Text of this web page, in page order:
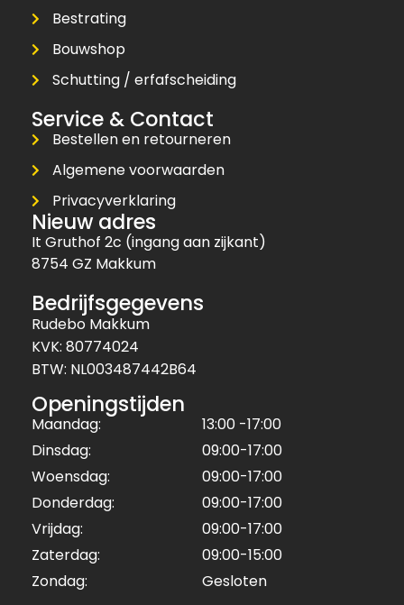
Bestrating
Bouwshop
Schutting / erfafscheiding
Service & Contact
Bestellen en retourneren
Algemene voorwaarden
Privacyverklaring
Nieuw adres
It Gruthof 2c (ingang aan zijkant)
8754 GZ Makkum
Bedrijfsgegevens
Rudebo Makkum
KVK: 80774024
BTW: NL003487442B64
Openingstijden
Maandag:
13:00 -17:00
Dinsdag:
09:00-17:00
Woensdag:
09:00-17:00
Donderdag:
09:00-17:00
Vrijdag:
09:00-17:00
Zaterdag:
09:00-15:00
Zondag:
Gesloten